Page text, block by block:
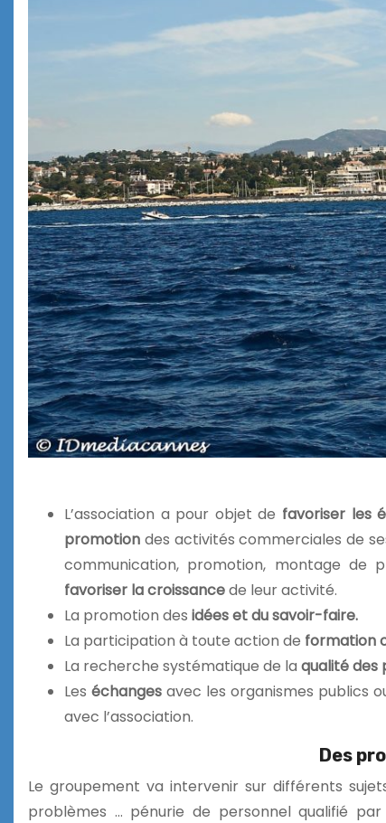
L’association a pour objet de favoriser les
promotion des activités commerciales de
communication, promotion, montage de
favoriser la croissancede leur activité.
La promotion des idées et du savoir-faire.
La participation à toute action de formation
La recherche systématique de la qualité des
Les échanges avec les organismes publics
avec l’association.
Des
Le groupement va intervenir sur différents
problèmes … pénurie de personnel qualifié